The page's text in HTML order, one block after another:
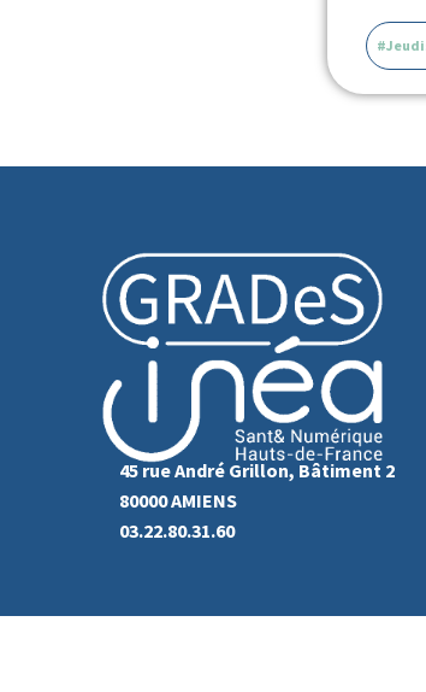
45 rue André Grillon, Bâtiment 2
80000 AMIENS
03.22.80.31.60